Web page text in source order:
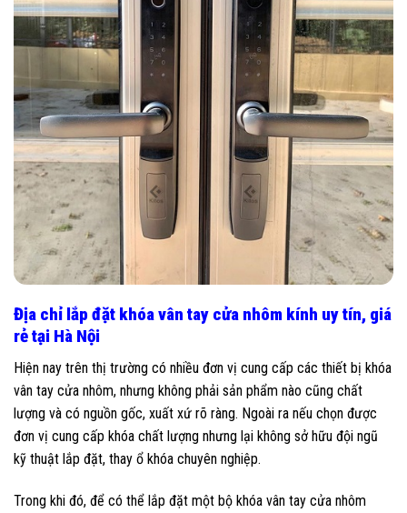
Địa chỉ lắp đặt khóa vân tay cửa nhôm kính uy tín, giá
rẻ tại Hà Nội
Hiện nay trên thị trường có nhiều đơn vị cung cấp các thiết bị khóa
vân tay cửa nhôm, nhưng không phải sản phẩm nào cũng chất
lượng và có nguồn gốc, xuất xứ rõ ràng. Ngoài ra nếu chọn được
đơn vị cung cấp khóa chất lượng nhưng lại không sở hữu đội ngũ
kỹ thuật lắp đặt, thay ổ khóa chuyên nghiệp.
Trong khi đó, để có thể lắp đặt một bộ khóa vân tay cửa nhôm